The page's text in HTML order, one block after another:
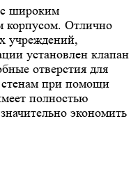
широким
корпусом. Отлично
учреждений,
установлен клапан
отверстия для
стенам при помощи
полностью
экономить